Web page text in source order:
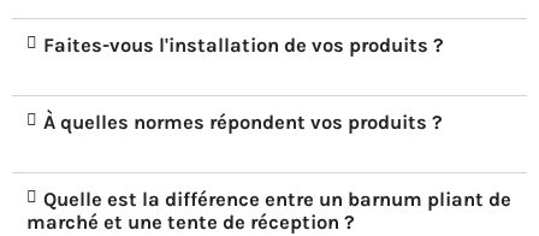
Faites-vous l'installation de vos produits ?
À quelles normes répondent vos produits ?
Quelle est la différence entre un barnum pliant de
marché et une tente de réception ?